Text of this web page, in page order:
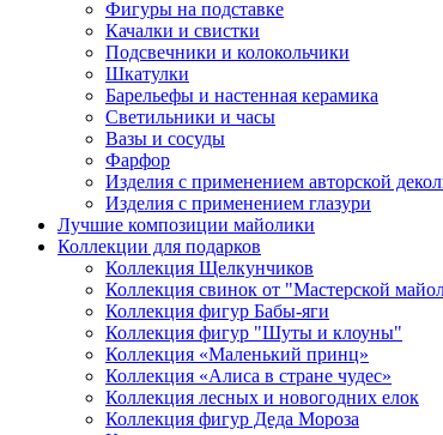
Фигуры на подставке
Качалки и свистки
Подсвечники и колокольчики
Шкатулки
Барельефы и настенная керамика
Светильники и часы
Вазы и сосуды
Фарфор
Изделия с применением авторской
Изделия с применением глазури
Лучшие композиции майолики
Коллекции для подарков
Коллекция Щелкунчиков
Коллекция свинок от "Мастерской
Коллекция фигур Бабы-яги
Коллекция фигур "Шуты и клоуны"
Коллекция «Маленький принц»
Коллекция «Алиса в стране чудес»
Коллекция лесных и новогодних елок
Коллекция фигур Деда Мороза